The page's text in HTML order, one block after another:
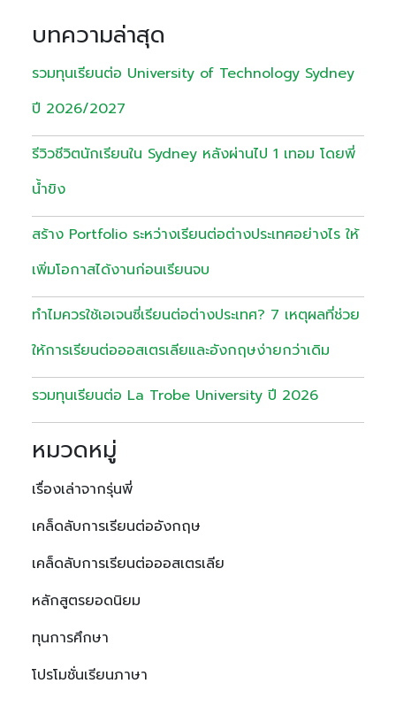
บทความล่าสุด
รวมทุนเรียนต่อ University of Technology Sydney
ปี 2026/2027
รีวิวชีวิตนักเรียนใน Sydney หลังผ่านไป 1 เทอม โดยพี่
น้ำขิง
สร้าง Portfolio ระหว่างเรียนต่อต่างประเทศอย่างไร ให้
เพิ่มโอกาสได้งานก่อนเรียนจบ
ทำไมควรใช้เอเจนซี่เรียนต่อต่างประเทศ? 7 เหตุผลที่ช่วย
ให้การเรียนต่อออสเตรเลียและอังกฤษง่ายกว่าเดิม
รวมทุนเรียนต่อ La Trobe University ปี 2026
หมวดหมู่
เรื่องเล่าจากรุ่นพี่
เคล็ดลับการเรียนต่ออังกฤษ
เคล็ดลับการเรียนต่อออสเตรเลีย
หลักสูตรยอดนิยม
ทุนการศึกษา
โปรโมชั่นเรียนภาษา